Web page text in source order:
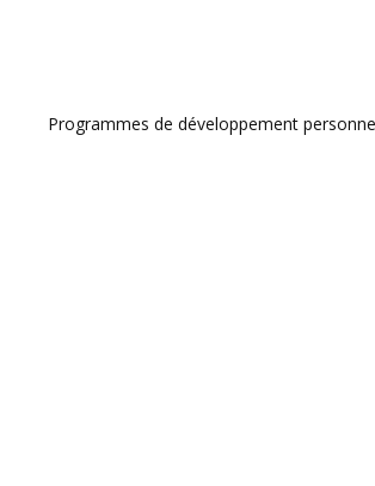
Programmes de développement